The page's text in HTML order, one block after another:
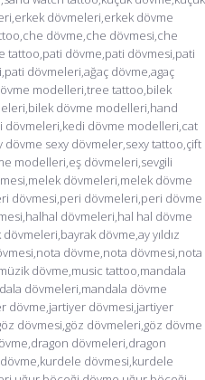
dövmeleri,erkek dövme
dövme,che dövmesi,che
dövme,pati dövmesi,pati
dövmeleri,ağaç dövme,agaç
modelleri,tree tattoo,bilek
dövme modelleri,hand
dövmeleri,kedi dövme modelleri,cat
sexy dövmeler,sexy tattoo,çift
modelleri,eş dövmeleri,sevgili
dövmeleri,melek dövme
dövmesi,peri dövmeleri,peri dövme
dövmeleri,hal hal dövme
dövme,ay yıldız
dövme,nota dövmesi,nota
dövme,music tattoo,mandala
dövmeleri,mandala dövme
dövme,jartiyer dövmesi,jartiyer
dövmesi,göz dövmeleri,göz dövme
dövmeleri,dragon
dövmesi,kurdele